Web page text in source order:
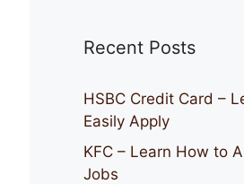
Recent Posts
HSBC Credit Card –
Easily Apply
KFC – Learn How to
Jobs